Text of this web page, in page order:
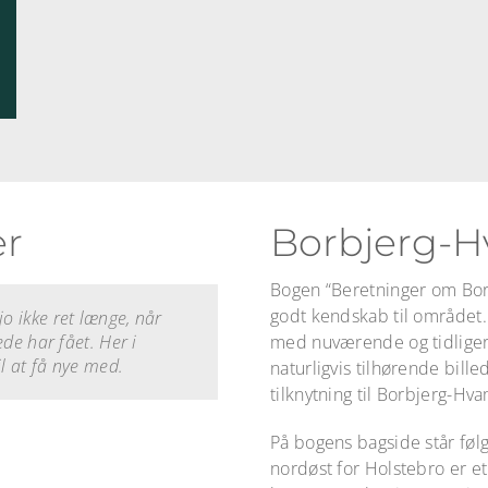
ikke ret længe, når
har fået. Her i
at få nye med.
har vi det i rigelige
er ikke bare
som man
Der er faktisk rigtig
være sig selv og alle
mange foreninger,
på kryds og tværs
skal man bare åbne
eller i hallen, hvor det
plads til.
Borbjerg-
Bogen “Beretninger om
godt kendskab til
med nuværende og
naturligvis tilhørende
tilknytning til Borbjerg-
På bogens bagside står
nordøst for Holstebro er